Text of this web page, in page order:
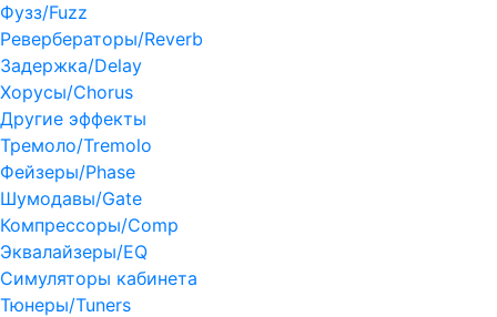
Фузз/Fuzz
Ревербераторы/Reverb
Задержка/Delay
Хорусы/Chorus
Другие эффекты
Тремоло/Tremolo
Фейзеры/Phase
Шумодавы/Gate
Компрессоры/Comp
Эквалайзеры/EQ
Симуляторы кабинета
Тюнеры/Tuners